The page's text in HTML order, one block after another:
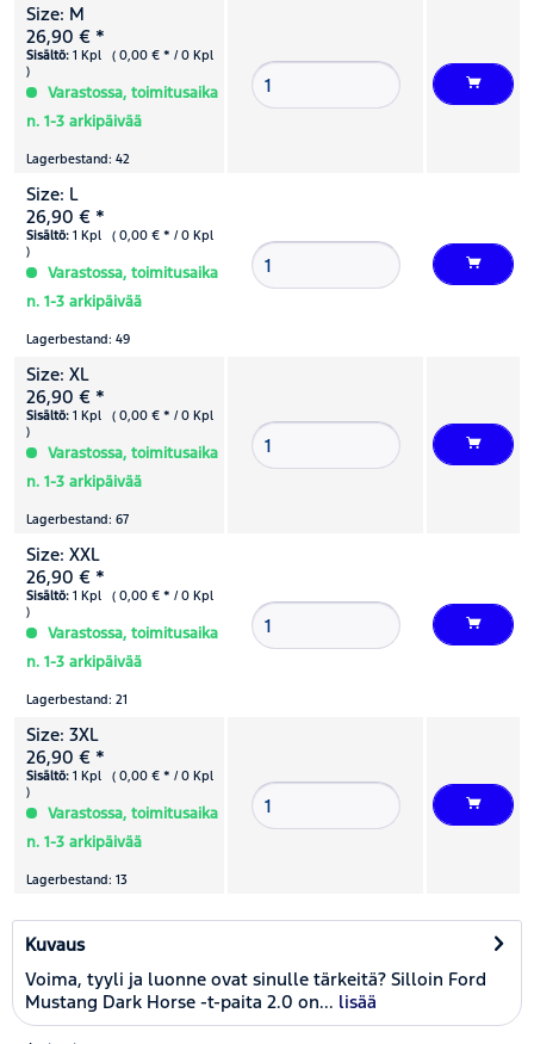
Size: M
26,90 € *
Sisältö: 1 Kpl ( 0,00 € * / 0 Kpl
)
Varastossa, toimitusaika
n. 1-3 arkipäivää
Lagerbestand: 42
Size: L
26,90 € *
Sisältö: 1 Kpl ( 0,00 € * / 0 Kpl
)
Varastossa, toimitusaika
n. 1-3 arkipäivää
Lagerbestand: 49
Size: XL
26,90 € *
Sisältö: 1 Kpl ( 0,00 € * / 0 Kpl
)
Varastossa, toimitusaika
n. 1-3 arkipäivää
Lagerbestand: 67
Size: XXL
26,90 € *
Sisältö: 1 Kpl ( 0,00 € * / 0 Kpl
)
Varastossa, toimitusaika
n. 1-3 arkipäivää
Lagerbestand: 21
Size: 3XL
26,90 € *
Sisältö: 1 Kpl ( 0,00 € * / 0 Kpl
)
Varastossa, toimitusaika
n. 1-3 arkipäivää
Lagerbestand: 13
Kuvaus
Voima, tyyli ja luonne ovat sinulle tärkeitä? Silloin Ford
Mustang Dark Horse -t-paita 2.0 on... lisää